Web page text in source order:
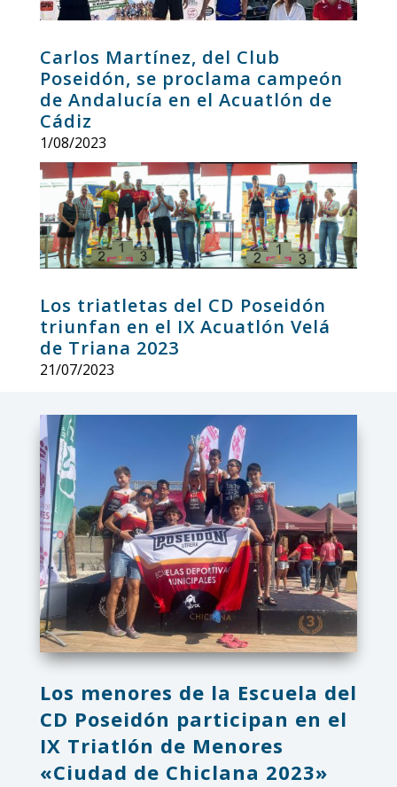
Carlos Martínez, del Club
Poseidón, se proclama campeón
de Andalucía en el Acuatlón de
Cádiz
1/08/2023
Los triatletas del CD Poseidón
triunfan en el IX Acuatlón Velá
de Triana 2023
21/07/2023
Los menores de la Escuela del
CD Poseidón participan en el
IX Triatlón de Menores
«Ciudad de Chiclana 2023»